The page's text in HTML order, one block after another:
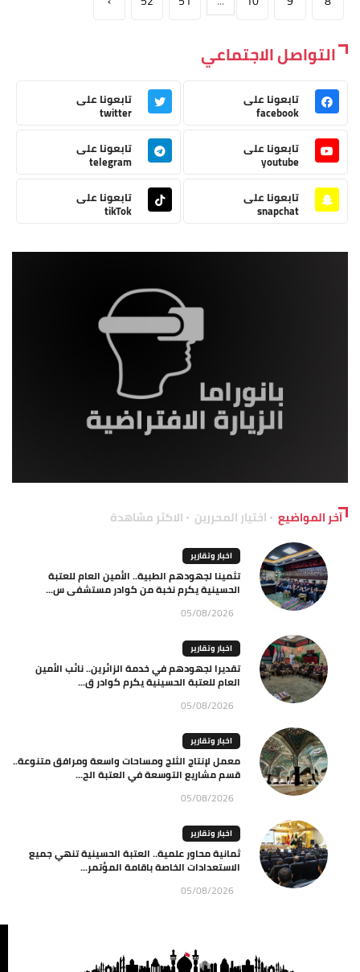
التواصل الاجتماعي
تابعونا على
facebook
تابعونا على
twitter
تابعونا على
youtube
تابعونا على
telegram
تابعونا على
snapchat
تابعونا على
tikTok
آخر المواضيع اختيار المحررين الاكثر مشاهدة
اخبار وتقارير
تثمينا لجهودهم الطبية.. الأمين العام للعتبة
الحسينية يكرم نخبة من كوادر مستشفى س...
05/08/2026
اخبار وتقارير
تقديرا لجهودهم في خدمة الزائرين.. نائب الأمين
العام للعتبة الحسينية يكرم كوادر ق...
05/08/2026
اخبار وتقارير
معمل لإنتاج الثلج ومساحات واسعة ومرافق متنوعة..
قسم مشاريع التوسعة في العتبة الح...
05/08/2026
اخبار وتقارير
ثمانية محاور علمية.. العتبة الحسينية تنهي جميع
الاستعدادات الخاصة باقامة المؤتمر...
05/08/2026